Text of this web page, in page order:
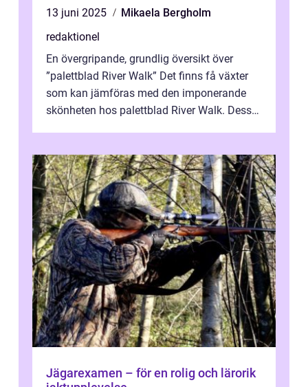
13 juni 2025
Mikaela Bergholm
redaktionel
En övergripande, grundlig översikt över
”palettblad River Walk” Det finns få växter
som kan jämföras med den imponerande
skönheten hos palettblad River Walk. Dess
Jägarexamen – för en rolig och lärorik